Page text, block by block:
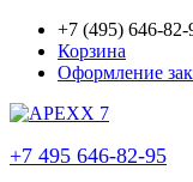
+7 (495) 646-82-
Корзина
Оформление
+7 495 646-82-95